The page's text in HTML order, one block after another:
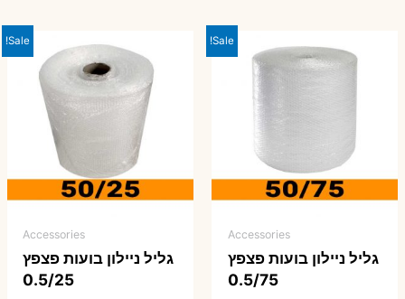
Sale!
Accessories
גליל ניילון בועות פצפץ
0.5/75
Sale!
Accessories
גליל ניילון בועות פצפץ
0.5/25